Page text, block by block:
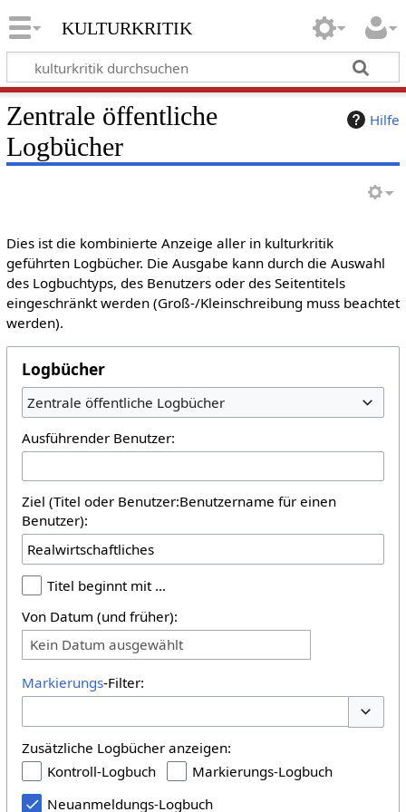
kulturkritik
Hilfe
Zentrale öffentliche
Logbücher
Dies ist die kombinierte Anzeige aller in kulturkritik
geführten Logbücher. Die Ausgabe kann durch die Auswahl
des Logbuchtyps, des Benutzers oder des Seitentitels
eingeschränkt werden (Groß-/Kleinschreibung muss beachtet
werden).
Logbücher
Zentrale öffentliche Logbücher
Ausführender Benutzer:
Ziel (Titel oder Benutzer:Benutzername für einen
Benutzer):
Titel beginnt mit …
Von Datum (und früher):
Kein Datum ausgewählt
Markierungs-Filter:
Zusätzliche Logbücher anzeigen:
Kontroll-Logbuch
Markierungs-Logbuch
Neuanmeldungs-Logbuch